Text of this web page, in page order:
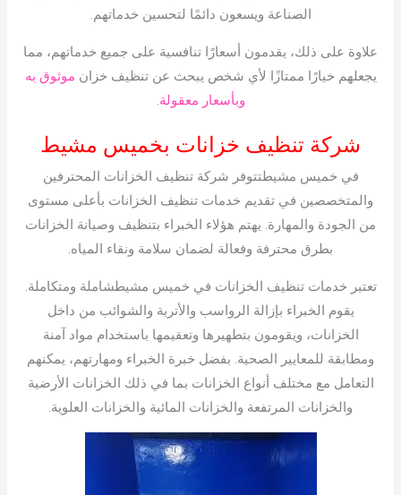
الصناعة ويسعون دائمًا لتحسين خدماتهم.
علاوة على ذلك، يقدمون أسعارًا تنافسية على جميع خدماتهم، مما
يجعلهم خيارًا ممتازًا لأي شخص يبحث عن تنظيف خزان موثوق به
وبأسعار معقولة.
شركة تنظيف خزانات بخميس مشيط
في خميس مشيطتتوفر شركة تنظيف الخزانات المحترفين
والمتخصصين في تقديم خدمات تنظيف الخزانات بأعلى مستوى
من الجودة والمهارة. يهتم هؤلاء الخبراء بتنظيف وصيانة الخزانات
بطرق محترفة وفعالة لضمان سلامة ونقاء المياه.
تعتبر خدمات تنظيف الخزانات في خميس مشيطشاملة ومتكاملة.
يقوم الخبراء بإزالة الرواسب والأتربة والشوائب من داخل
الخزانات، ويقومون بتطهيرها وتعقيمها باستخدام مواد آمنة
ومطابقة للمعايير الصحية. بفضل خبرة الخبراء ومهارتهم، يمكنهم
التعامل مع مختلف أنواع الخزانات بما في ذلك الخزانات الأرضية
والخزانات المرتفعة والخزانات المائية والخزانات العلوية.